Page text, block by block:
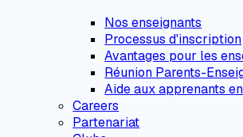
Nos enseignants
Processus d'inscription
Avantages pour les
Réunion Parents-
Aide aux apprenants
Careers
Partenariat